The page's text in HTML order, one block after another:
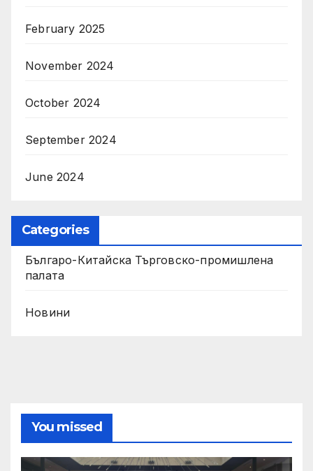
February 2025
November 2024
October 2024
September 2024
June 2024
Categories
Българо-Китайска Търговско-промишлена
палaта
Новини
You missed